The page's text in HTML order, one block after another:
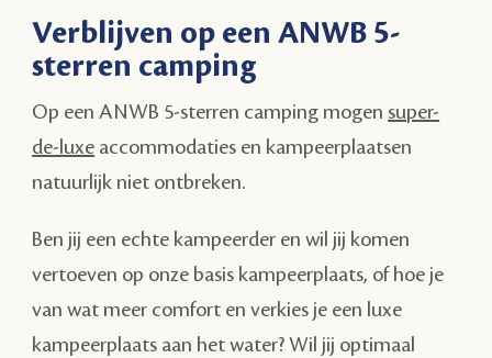
Verblijven op een ANWB 5-
sterren camping
Op een ANWB 5-sterren camping mogen super-
de-luxe accommodaties en kampeerplaatsen
natuurlijk niet ontbreken.
Ben jij een echte kampeerder en wil jij komen
vertoeven op onze basis kampeerplaats, of hoe je
van wat meer comfort en verkies je een luxe
kampeerplaats aan het water? Wil jij optimaal